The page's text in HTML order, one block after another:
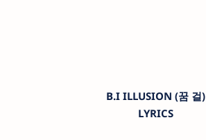
B.I ILLUSION (꿈 걸)
LYRICS